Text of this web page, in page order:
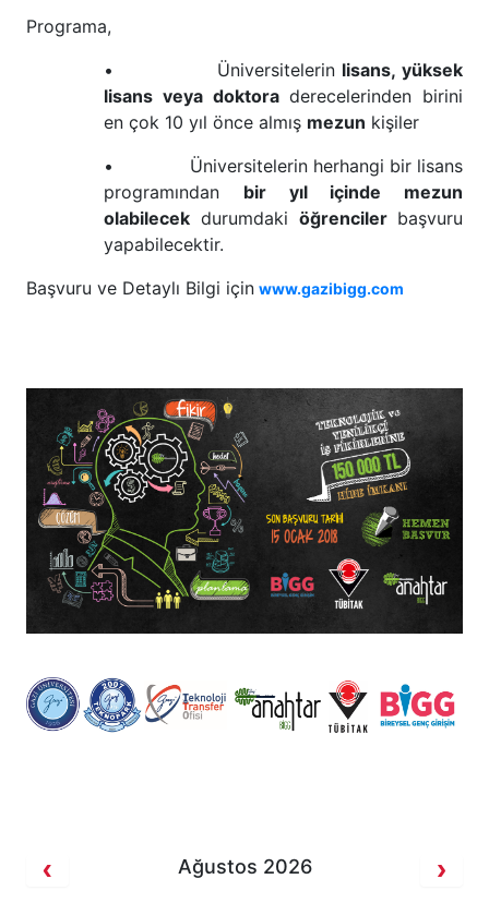
Programa,
• Üniversitelerin lisans, yüksek
lisans veya doktoraderecelerinden birini
en çok 10 yıl önce almış mezun kişiler
• Üniversitelerin herhangi bir lisans
programından bir yıl içinde mezun
olabilecek durumdaki öğrenciler başvuru
yapabilecektir.
Başvuru ve Detaylı Bilgi için www.gazibigg.com
Ağustos 2026